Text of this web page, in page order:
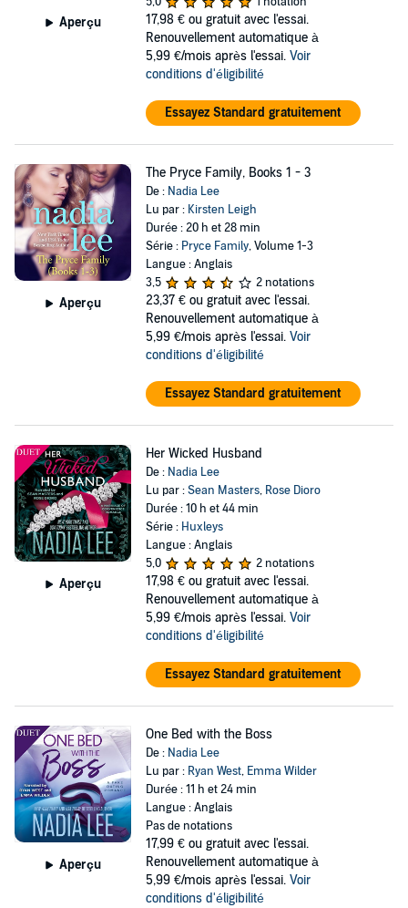
Aperçu 17,98 € ou gratuit avec l'essai.
Renouvellement automatique à
5,99 €/mois après l'essai. Voir
conditions d'éligibilité
Essayez Standard gratuitement
Aperçu
The Pryce Family, Books 1 - 3
De : Nadia Lee
Lu par : Kirsten Leigh
Durée : 20 h et 28 min
Série : Pryce Family, Volume 1-3
Langue : Anglais
3,5
2 notations
23,37 € ou gratuit avec l'essai.
Renouvellement automatique à
5,99 €/mois après l'essai. Voir
conditions d'éligibilité
Essayez Standard gratuitement
Aperçu
Her Wicked Husband
De : Nadia Lee
Lu par :Sean Masters, Rose Dioro
Durée : 10 h et 44 min
Série : Huxleys
Langue : Anglais
5,0
2 notations
17,98 € ou gratuit avec l'essai.
Renouvellement automatique à
5,99 €/mois après l'essai. Voir
conditions d'éligibilité
Essayez Standard gratuitement
Aperçu
One Bed with the Boss
De : Nadia Lee
Lu par : Ryan West, Emma Wilder
Durée : 11 h et 24 min
Langue : Anglais
Pas de notations
17,99 € ou gratuit avec l'essai.
Renouvellement automatique à
5,99 €/mois après l'essai. Voir
conditions d'éligibilité